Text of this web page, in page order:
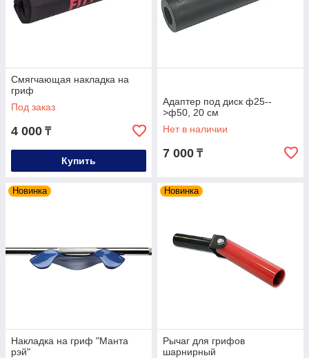
Смягчающая накладка на
гриф
Под заказ
4 000 ₸
Купить
Адаптер под диск ф25--
>ф50, 20 см
Нет в наличии
7 000 ₸
Новинка
Накладка на гриф "Манта
рэй"
Новинка
Рычаг для грифов
шарнирный